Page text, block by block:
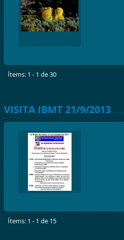
Ítems: 1 - 1 de 30
VISITA IBMT 21/9/2013
Ítems: 1 - 1 de 15